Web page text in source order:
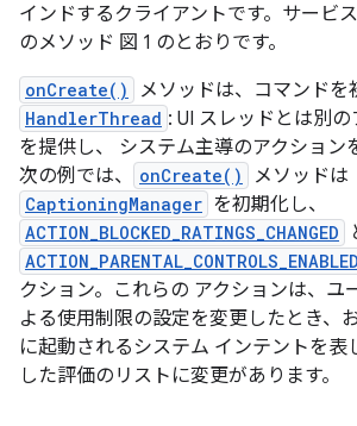
インドするクライアントです。サービ
のメソッド 図 1 のとおりです。
onCreate() メソッドは、コマンドを
HandlerThread : UI スレッドとは別
を提供し、 システム主導のアクション
次の例では、
onCreate() メソッドは
CaptioningManager を初期化し、
ACTION_BLOCKED_RATINGS_CHANGED
クション。これらの アクションは、ユ
よる使用制限の設定を変更したとき、
に起動されるシステム インテントを表
した評価のリストに変更があります。